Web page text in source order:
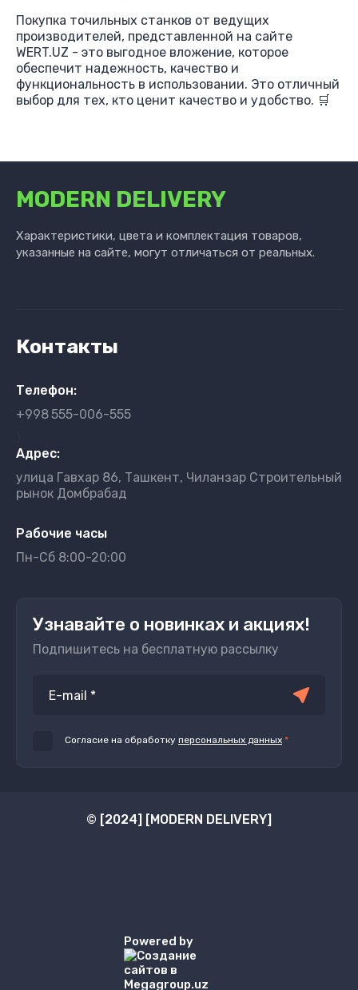
Покупка точильных станков от ведущих
производителей, представленной на сайте
WERT.UZ - это выгодное вложение, которое
обеспечит надежность, качество и
функциональность в использовании. Это отличный
выбор для тех, кто ценит качество и удобство. 🛒
MODERN DELIVERY
Характеристики, цвета и комплектация товаров,
указанные на сайте, могут отличаться от реальных.
Контакты
Телефон:
+998555-006-555
Адрес:
улица Гавхар 86, Ташкент, Чиланзар Строительный
рынок Домбрабад
Рабочие часы
Пн-Сб 8:00-20:00
Узнавайте о новинках и акциях!
Подпишитесь на бесплатную рассылку
Согласие на обработку персональных данных *
© [2024] [MODERN DELIVERY]
Powered by